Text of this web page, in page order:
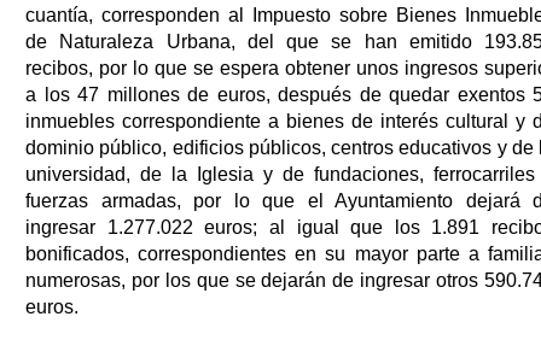
cuantía, corresponden al Impuesto sobre Bienes
de Naturaleza Urbana, del que se han emitido
recibos, por lo que se espera obtener unos ingresos
a los 47 millones de euros, después de quedar exentos
inmuebles correspondiente a bienes de interés cultural y
dominio público, edificios públicos, centros educativos y de
universidad, de la Iglesia y de fundaciones,
fuerzas armadas, por lo que el Ayuntamiento dejará
ingresar 1.277.022 euros; al igual que los 1.891
bonificados, correspondientes en su mayor parte a
numerosas, por los que se dejarán de ingresar otros
euros.